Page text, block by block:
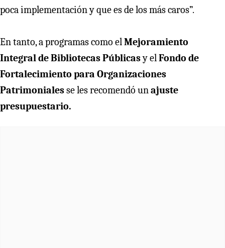
poca implementación y que es de los más caros”.
En tanto, a programas como elMejoramiento
Integral de Bibliotecas Públicasy elFondo de
Fortalecimiento para Organizaciones
Patrimonialesse les recomendó unajuste
presupuestario.